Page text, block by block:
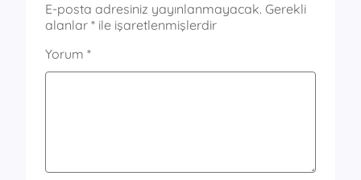
E-posta adresiniz yayınlanmayacak. Gerekli
alanlar * ile işaretlenmişlerdir
Yorum *